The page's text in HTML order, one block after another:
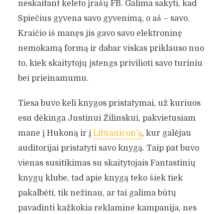
neskaitant keleto įrašų FB. Galima sakyti, kad
Spiečius gyvena savo gyvenimą, o aš – savo.
Kraičio iš manęs jis gavo savo elektroninę
nemokamą formą ir dabar viskas priklauso nuo
to, kiek skaitytojų įstengs privilioti savo turiniu
bei prieinamumu.
Tiesa buvo keli knygos pristatymai, už kuriuos
esu dėkinga Justinui Žilinskui, pakvietusiam
mane į Hukoną ir į Lituanicon’ą, kur galėjau
auditorijai pristatyti savo knygą. Taip pat buvo
vienas susitikimas su skaitytojais Fantastinių
knygų klube, tad apie knygą teko šiek tiek
pakalbėti, tik nežinau, ar tai galima būtų
pavadinti kažkokia reklamine kampanija, nes